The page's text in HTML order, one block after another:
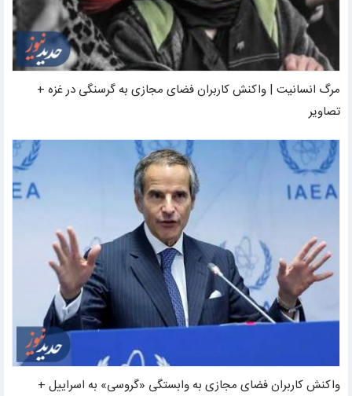
مرگ انسانیت | واکنش کاربران فضای مجازی به گرسنگی در غزه +
تصاویر
واکنش کاربران فضای مجازی به وابستگی «گروسی» به اسراییل +